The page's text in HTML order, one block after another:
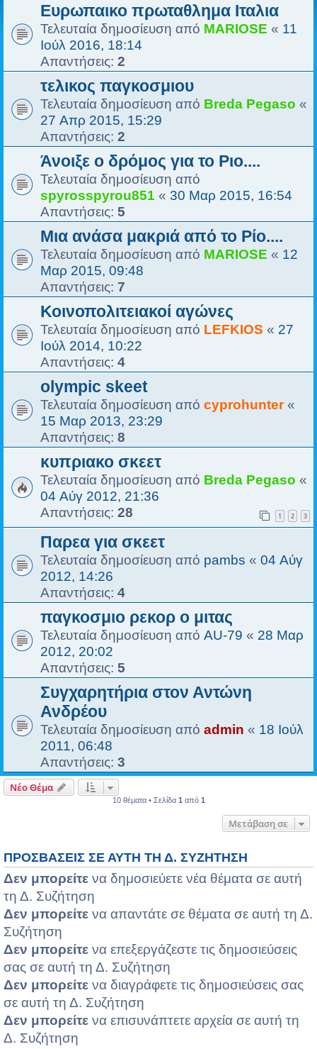
Ευρωπαικο πρωταθλημα Ιταλια
Τελευταία δημοσίευση από MARIOSE « 11
Ιούλ 2016, 18:14
Απαντήσεις: 2
τελικος παγκοσμιου
Τελευταία δημοσίευση από Breda Pegaso «
27 Απρ 2015, 15:29
Απαντήσεις: 2
Άνοιξε ο δρόμος για το Ριο....
Τελευταία δημοσίευση από
spyrosspyrou851 « 30 Μαρ 2015, 16:54
Απαντήσεις: 5
Μια ανάσα μακριά από το Ρίο....
Τελευταία δημοσίευση από MARIOSE « 12
Μαρ 2015, 09:48
Απαντήσεις: 7
Κοινοπολιτειακοί αγώνες
Τελευταία δημοσίευση από LEFKIOS « 27
Ιούλ 2014, 10:22
Απαντήσεις: 4
olympic skeet
Τελευταία δημοσίευση από cyprohunter«
15 Μαρ 2013, 23:29
Απαντήσεις: 8
κυπριακο σκεετ
Τελευταία δημοσίευση από Breda Pegaso «
04 Αύγ 2012, 21:36
Απαντήσεις: 28 1 2 3
Παρεα για σκεετ
Τελευταία δημοσίευση από pambs « 04 Αύγ
2012, 14:26
Απαντήσεις: 4
παγκοσμιο ρεκορ ο μιτας
Τελευταία δημοσίευση από AU-79 « 28 Μαρ
2012, 20:02
Απαντήσεις: 5
Συγχαρητήρια στον Αντώνη
Ανδρέου
Τελευταία δημοσίευση από admin « 18 Ιούλ
2011, 06:48
Απαντήσεις: 3
Νέο Θέμα
10 θέματα • Σελίδα 1 από 1
Μετάβαση σε
ΠΡΟΣΒΆΣΕΙΣ ΣΕ ΑΥΤΉ ΤΗ Δ. ΣΥΖΉΤΗΣΗ
Δεν μπορείτε να δημοσιεύετε νέα θέματα σε αυτή
τη Δ. Συζήτηση
Δεν μπορείτε να απαντάτε σε θέματα σε αυτή τη Δ.
Συζήτηση
Δεν μπορείτε να επεξεργάζεστε τις δημοσιεύσεις
σας σε αυτή τη Δ. Συζήτηση
Δεν μπορείτε να διαγράφετε τις δημοσιεύσεις σας
σε αυτή τη Δ. Συζήτηση
Δεν μπορείτε να επισυνάπτετε αρχεία σε αυτή τη
Δ. Συζήτηση